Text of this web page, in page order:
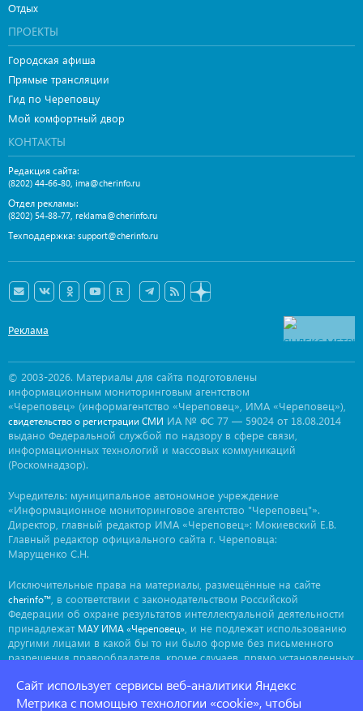
Отдых
ПРОЕКТЫ
Городская афиша
Прямые трансляции
Гид по Череповцу
Мой комфортный двор
КОНТАКТЫ
Редакция сайта:
(8202) 44-66-80, ima@cherinfo.ru
Отдел рекламы:
(8202) 54-88-77, reklama@cherinfo.ru
Техподдержка: support@cherinfo.ru
Реклама
© 2003-2026. Материалы для сайта подготовлены
информационным мониторинговым агентством
«Череповец» (информагентство «Череповец», ИМА «Череповец»),
свидетельство о регистрации СМИ ИА № ФС 77 — 59024 от 18.08.2014
выдано Федеральной службой по надзору в сфере связи,
информационных технологий и массовых коммуникаций
(Роскомнадзор).
Учредитель: муниципальное автономное учреждение
«Информационное мониторинговое агентство "Череповец"».
Директор, главный редактор ИМА «Череповец»: Мокиевский Е.В.
Главный редактор официального сайта г. Череповца:
Марущенко С.Н.
Исключительные права на материалы, размещённые на сайте
cherinfo™ , в соответствии с законодательством Российской
Федерации об охране результатов интеллектуальной деятельности
принадлежат МАУ ИМА «Череповец» , и не подлежат использованию
другими лицами в какой бы то ни было форме без письменного
разрешения правообладателя, кроме случаев, прямо установленных
ima@cherinfo.ru. Мнение авторов может не совпадать с мнением
редакции.
Сайт использует сервисы веб-аналитики Яндекс
Метрика с помощью технологии «cookie», чтобы